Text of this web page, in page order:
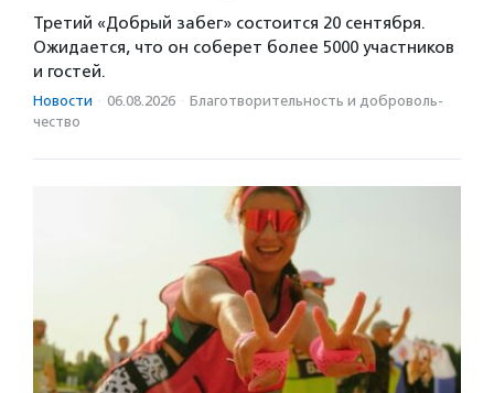
Третий «Добрый забег» состоится 20 сентября.
Ожидается, что он соберет более 5000 участников
и гостей.
Новости · 06.08.2026 · Благотвори­тель­ность и доброволь­
чест­во